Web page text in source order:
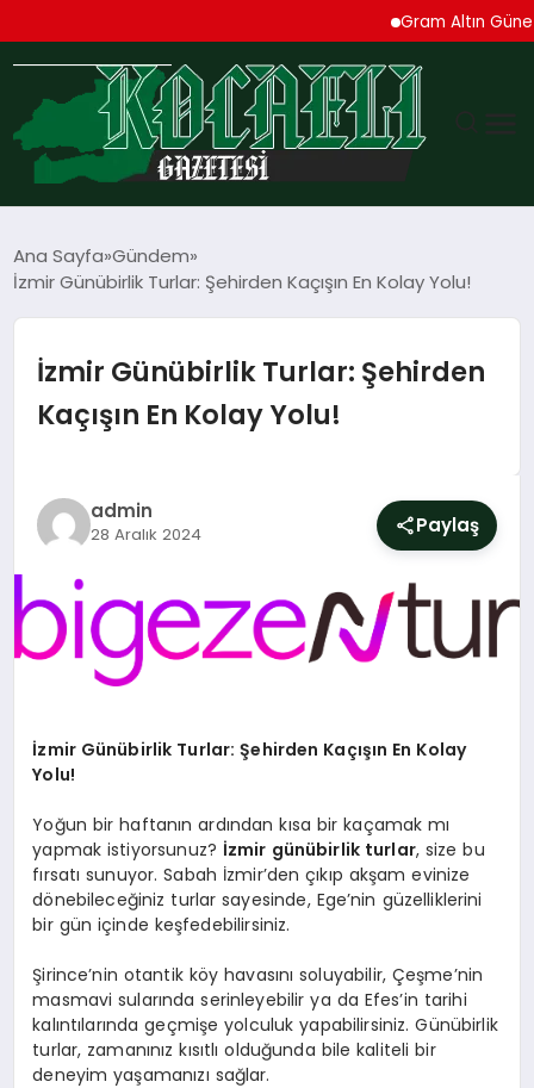
Gram Altın Güne
EKONOMI
SPOR
SIYASET
YAŞAM
Ana Sayfa Gündem
İzmir Günübirlik Turlar: Şehirden Kaçışın En Kolay Yolu!
İzmir Günübirlik Turlar: Şehirden
Kaçışın En Kolay Yolu!
admin
28 Aralık 2024 Paylaş
İzmir Günübirlik Turlar: Şehirden Kaçışın En Kolay
Yolu!
Yoğun bir haftanın ardından kısa bir kaçamak mı
yapmak istiyorsunuz? İzmir günübirlik turlar, size bu
fırsatı sunuyor. Sabah İzmir’den çıkıp akşam evinize
dönebileceğiniz turlar sayesinde, Ege’nin güzelliklerini
bir gün içinde keşfedebilirsiniz.
Şirince’nin otantik köy havasını soluyabilir, Çeşme’nin
masmavi sularında serinleyebilir ya da Efes’in tarihi
kalıntılarında geçmişe yolculuk yapabilirsiniz. Günübirlik
turlar, zamanınız kısıtlı olduğunda bile kaliteli bir
deneyim yaşamanızı sağlar.